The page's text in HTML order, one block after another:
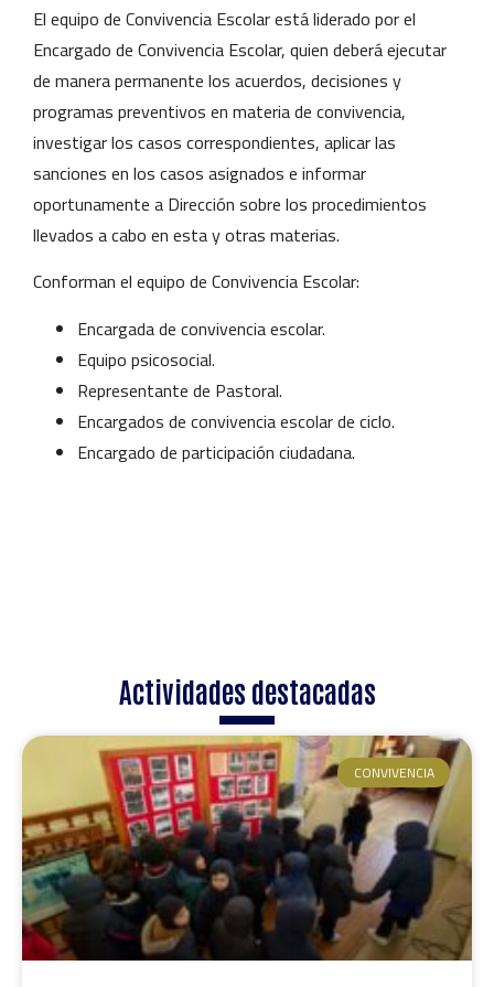
El equipo de Convivencia Escolar está liderado por el
Encargado de Convivencia Escolar, quien deberá ejecutar
de manera permanente los acuerdos, decisiones y
programas preventivos en materia de convivencia,
investigar los casos correspondientes, aplicar las
sanciones en los casos asignados e informar
oportunamente a Dirección sobre los procedimientos
llevados a cabo en esta y otras materias.
Conforman el equipo de Convivencia Escolar:
Encargada de convivencia escolar.
Equipo psicosocial.
Representante de Pastoral.
Encargados de convivencia escolar de ciclo.
Encargado de participación ciudadana.
Actividades destacadas
CONVIVENCIA